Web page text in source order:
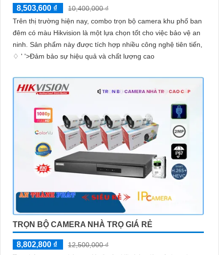
8,503,600 ₫
10,400,000 ₫
Trên thị trường hiện nay, combo trọn bộ camera khu phố ban
đêm có màu Hikvision là một lựa chọn tốt cho việc bảo vệ an
ninh. Sản phẩm này được tích hợp nhiều công nghệ tiên tiến,
♢ ' '>Đảm bảo sự hiệu quả và chất lượng cao
TRỌN BỘ CAMERA NHÀ TRỌ GIÁ RẺ
8,802,800 ₫
12,500,000 ₫